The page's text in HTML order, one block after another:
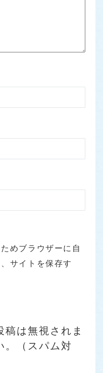
めブラウザーに自
サイトを保存す
稿は無視されま
。（スパム対